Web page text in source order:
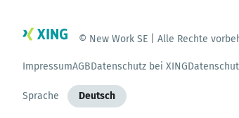
© New Work SE | Alle Rechte
ImpressumAGBDatenschutz bei XING
Sprache Deutsch